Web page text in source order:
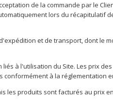
de la commande par le
lors du récapitulatif
et de transport, dont le
à l'utilisation du Site. Les prix
à la réglementation
les produits sont facturés au prix